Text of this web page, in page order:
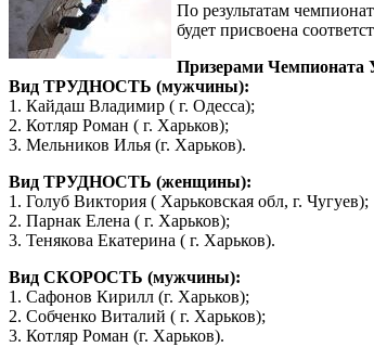
По результатам
будет присвоена
Призерами Чемпионата
Вид ТРУДНОСТЬ (мужчины):
1. Кайдаш Владимир ( г. Одесса);
2. Котляр Роман ( г. Харьков);
3. Мельников Илья (г. Харьков).
Вид ТРУДНОСТЬ (женщины):
1. Голуб Виктория ( Харьковская обл, г. Чугуев);
2. Парнак Елена ( г. Харьков);
3. Тенякова Екатерина ( г. Харьков).
Вид СКОРОСТЬ (мужчины):
1. Сафонов Кирилл (г. Харьков);
2. Собченко Виталий ( г. Харьков);
3. Котляр Роман (г. Харьков).